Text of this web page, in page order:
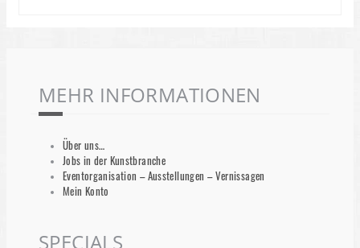
MEHR INFORMATIONEN
Über uns…
Jobs in der Kunstbranche
Eventorganisation – Ausstellungen – Vernissagen
Mein Konto
SPECIALS